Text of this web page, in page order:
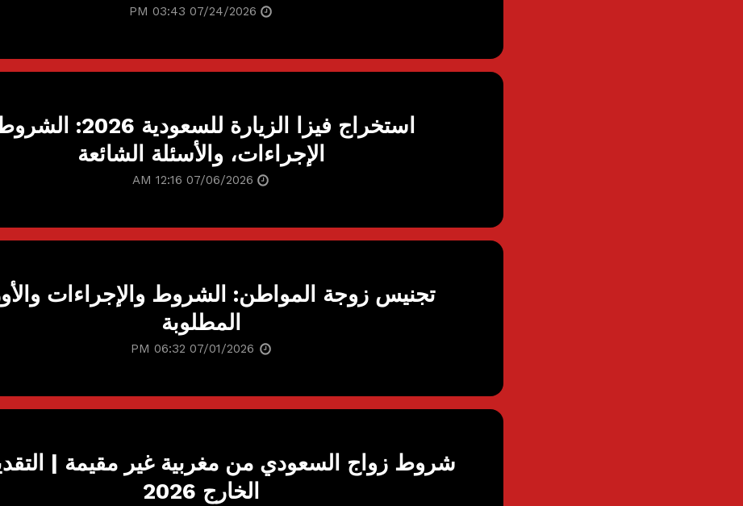
استخراج فيزا الزيارة للسعودية 2026:
الإجراءات، والأسئلة الشائعة
تجنيس زوجة المواطن: الشروط والإجراءات
المطلوبة
شروط زواج السعودي من مغربية غير مقيمة |
الخارج 2026